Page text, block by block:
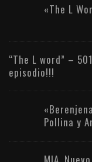
«The L
“The L word” –
episodio!!!
Pollina y